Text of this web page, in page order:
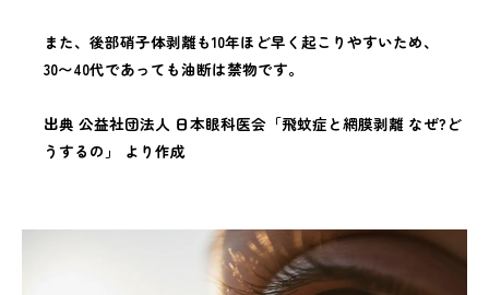
また、後部硝子体剥離も10年ほど早く起こりやすいため、
30〜40代であっても油断は禁物です。
出典 公益社団法人 日本眼科医会「飛蚊症と網膜剥離 なぜ?ど
うするの」 より作成